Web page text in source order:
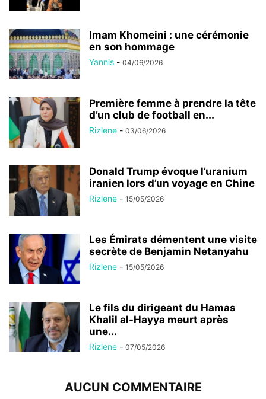
Imam Khomeini : une cérémonie
en son hommage
Yannis - 04/06/2026
Première femme à prendre la tête
d’un club de football en...
Rizlene - 03/06/2026
Donald Trump évoque l’uranium
iranien lors d’un voyage en Chine
Rizlene - 15/05/2026
Les Émirats démentent une visite
secrète de Benjamin Netanyahu
Rizlene - 15/05/2026
Le fils du dirigeant du Hamas
Khalil al-Hayya meurt après
une...
Rizlene - 07/05/2026
AUCUN COMMENTAIRE